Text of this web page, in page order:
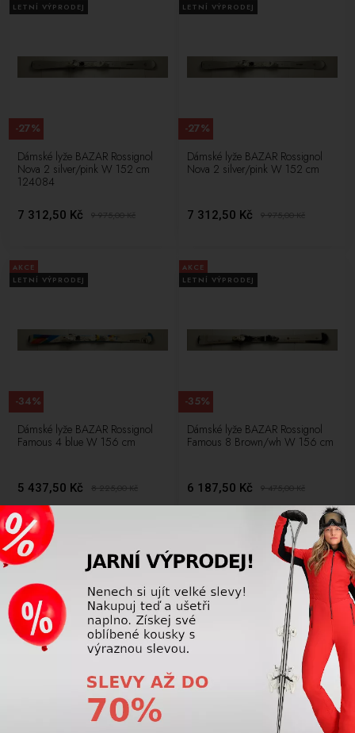
LETNÍ VÝPRODEJ
Dámské lyže BAZAR Rossignol
Nova 2 silver/pink W 152 cm
124084
7 312,50 Kč 9 975,00Kč
-27%
LETNÍ VÝPRODEJ
Dámské lyže BAZAR Rossignol
Nova 2 silver/pink W 152 cm
7 312,50 Kč 9 975,00Kč
-27%
AKCE
LETNÍ VÝPRODEJ
Dámské lyže BAZAR Rossignol
Famous 4 blue W 156 cm
5 437,50 Kč 8 225,00Kč
-34%
AKCE
LETNÍ VÝPRODEJ
Dámské lyže BAZAR Rossignol
Famous 8 Brown/wh W 156 cm
6 187,50 Kč 9 475,00Kč
-35%
AKCE
LETNÍ VÝPRODEJ
Dámské lyže BAZAR Rossignol
Famous 6 bk/red W 163 cm
LETNÍ VÝPRODEJ
Dámské lyže BAZAR Rossignol
Nova 8 CA white/gold W 163
-32%